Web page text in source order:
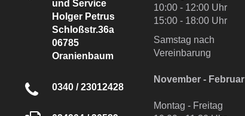
und Service
Holger Petrus
Schloßstr.36a
06785
Oranienbaum
0340 / 23012428
10:00 - 12:00 Uhr
15:00 - 18:00 Uhr
Samstag nach
Vereinbarung
November - Februar
Montag - Freitag